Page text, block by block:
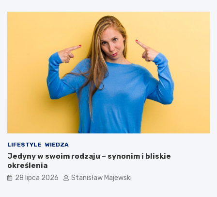
LIFESTYLE WIEDZA
Jedyny w swoim rodzaju – synonim i bliskie
określenia
28 lipca 2026 Stanisław Majewski